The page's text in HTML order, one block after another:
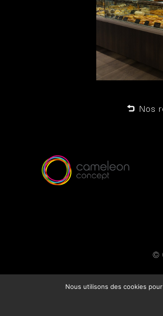
Nos
©
Nous utilisons des cookies